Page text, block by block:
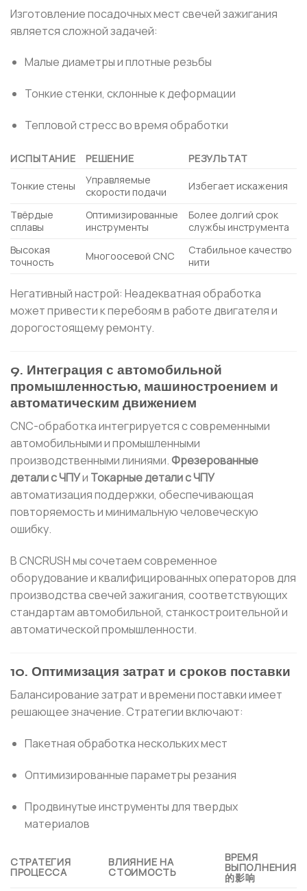
Изготовление посадочных мест свечей зажигания
является сложной задачей:
Малые диаметры и плотные резьбы
Тонкие стенки, склонные к деформации
Тепловой стресс во время обработки
ИСПЫТАНИЕ РЕШЕНИЕ РЕЗУЛЬТАТ
Тонкие стены
Управляемые
скорости подачи
Избегает искажения
Твёрдые
сплавы
Оптимизированные
инструменты
Более долгий срок
службы инструмента
Высокая
точность
Многоосевой CNC
Стабильное качество
нити
Негативный настрой: Неадекватная обработка
может привести к перебоям в работе двигателя и
дорогостоящему ремонту.
9. Интеграция с автомобильной
промышленностью, машиностроением и
автоматическим движением
CNC-обработка интегрируется с современными
автомобильными и промышленными
производственными линиями.Фрезерованные
детали с ЧПУи Токарные детали с ЧПУ
автоматизация поддержки, обеспечивающая
повторяемость и минимальную человеческую
ошибку.
В CNCRUSH мы сочетаем современное
оборудование и квалифицированных операторов для
производства свечей зажигания, соответствующих
стандартам автомобильной, станкостроительной и
автоматической промышленности.
10. Оптимизация затрат и сроков поставки
Балансирование затрат и времени поставки имеет
решающее значение. Стратегии включают:
Пакетная обработка нескольких мест
Оптимизированные параметры резания
Продвинутые инструменты для твердых
материалов
СТРАТЕГИЯ
ПРОЦЕССА
ВЛИЯНИЕ НА
СТОИМОСТЬ
ВРЕМЯ
ВЫПОЛНЕНИЯ
的影响